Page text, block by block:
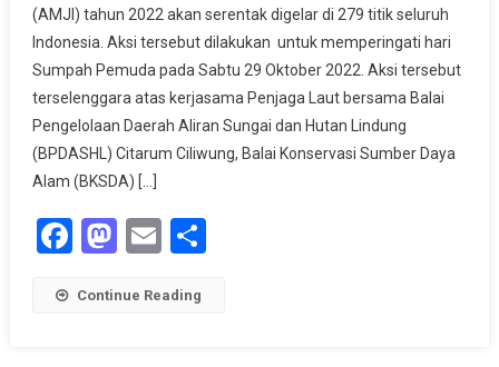
Jaga
Iklim
Akan
Serentak
Digelar
Di
(AMJI) tahun 2022 akan serentak digelar di 279 titik seluruh
Indonesia. Aksi tersebut dilakukan untuk memperingati hari
Sumpah Pemuda pada Sabtu 29 Oktober 2022. Aksi tersebut
terselenggara atas kerjasama Penjaga Laut bersama Balai
Pengelolaan Daerah Aliran Sungai dan Hutan Lindung
(BPDASHL) Citarum Ciliwung, Balai Konservasi Sumber Daya
Alam (BKSDA) […]
Facebook
Mastodon
EmailShare
Continue Reading